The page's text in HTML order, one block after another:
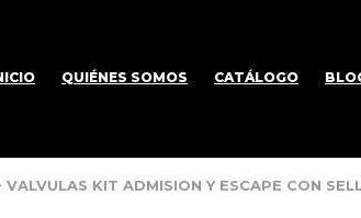
QUIÉNES SOMOS CATÁLOGO
VALVULAS KIT ADMISION Y ESCAPE CON